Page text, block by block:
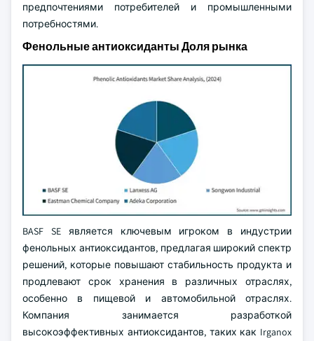
предпочтениями потребителей и промышленными
потребностями.
Фенольные антиоксиданты Доля рынка
BASF SE является ключевым игроком в индустрии
фенольных антиоксидантов, предлагая широкий спектр
решений, которые повышают стабильность продукта и
продлевают срок хранения в различных отраслях,
особенно в пищевой и автомобильной отраслях.
Компания занимается разработкой
высокоэффективных антиоксидантов, таких как Irganox